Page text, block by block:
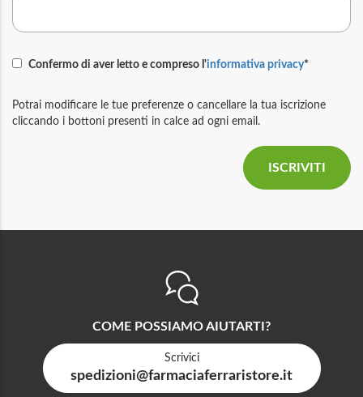
Confermo di aver letto e compreso l'informativa privacy*
Potrai modificare le tue preferenze o cancellare la tua iscrizione
cliccando i bottoni presenti in calce ad ogni email.
COME POSSIAMO AIUTARTI?
Scrivici
spedizioni@farmaciaferraristore.it